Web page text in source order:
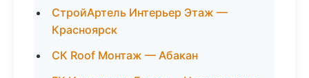
СтройАртель Интерьер Этаж —
Красноярск
СК Roof Монтаж — Абакан